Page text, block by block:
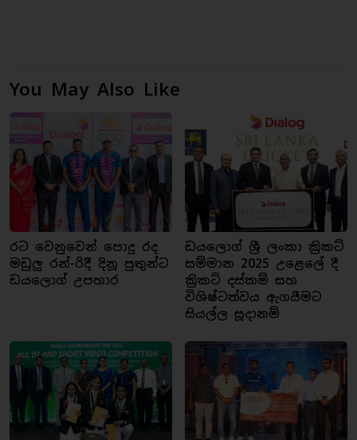
You May Also Like
රට වෙනුවෙන් පොදු රද
මඩුලු රන්-රිදී දිනූ පුතුන්ට
ඩයලොග් උපහාර
ඩයලොග් ශ්‍රී ලංකා ක්‍රිකට්
සම්මාන 2025 උළෙලේ දී
ක්‍රිකට් දස්කම් සහ
විශිෂ්ටත්වය ඇගයීමට
සියල්ල සූදානම්